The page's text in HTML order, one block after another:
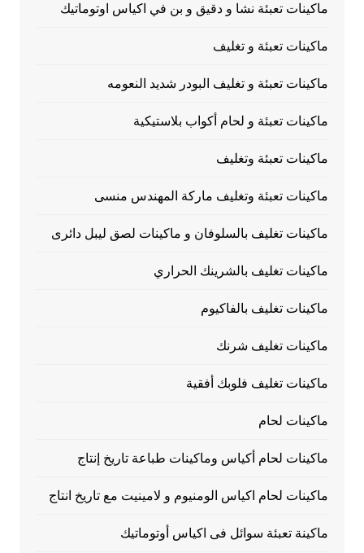
ماكينات تعبئة نشا و دقيق و بن في اكياس اوتوماتيك
ماكينات تعبئة و تغليف
ماكينات تعبئة و تغليف البودر شديد النعومه
ماكينات تعبئة و لحام أكواب بلاستيكية
ماكينات تعبئة وتغليف
ماكينات تعبئة وتغليف ماركة المهندس منسى
ماكينات تغليف بالسلوفان و ماكينات لصق ليبل دائرى
ماكينات تغليف بالشرينك الحراري
ماكينات تغليف بالفاكيوم
ماكينات تغليف شرنك
ماكينات تغليف فلوبك أفقية
ماكينات لحام
ماكينات لحام أكياس وماكينات طباعة تاريخ إنتاج
ماكينات لحام اكياس الومنيوم و لامينيت مع تاريخ انتاج
ماكينة تعبئة سوائل فى اكياس أوتوماتيك